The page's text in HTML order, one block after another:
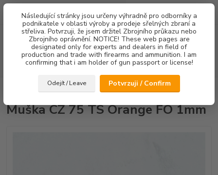
Následující stránky jsou určeny výhradně pro odborníky a
podnikatele v oblasti výroby a prodeje sřelných zbraní a
střeliva. Potvrzuji, že jsem držitel Zbrojního průkazu nebo
Zbrojního oprávnění. NOTICE! These web pages are
designated only for experts and dealers in field of
production and trade with firearms and ammunition. I am
confirming that i am holder of gun passport or license!
Odejít / Leave Potvrzuji / Confirm
Menu
Hledat
za0,00 Kč
Muška CZ 75 TS Orange FO 1mm
Muška CZ 75 TS Orange FO 1mm